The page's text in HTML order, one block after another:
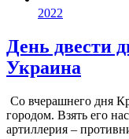
2022
День двести
Украина
Со вчерашнего дня
городом. Взять его
артиллерия –